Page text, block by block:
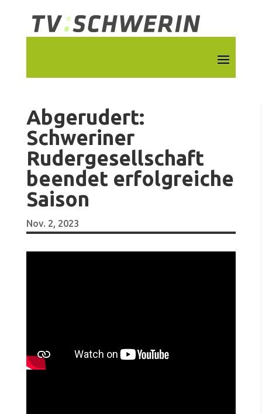
Abgerudert:
Schweriner
Rudergesellschaft
beendet erfolgreiche
Saison
Nov. 2, 2023